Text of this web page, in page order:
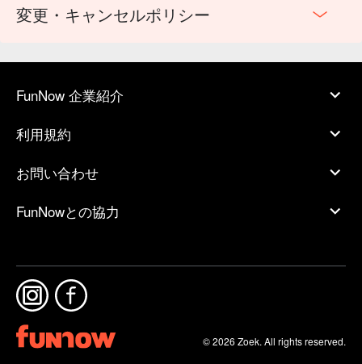
変更・キャンセルポリシー
FunNow 企業紹介
利用規約
お問い合わせ
FunNowとの協力
© 2026 Zoek. All rights reserved.